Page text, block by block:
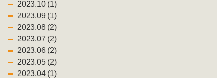
2023.10 (1)
2023.09 (1)
2023.08 (2)
2023.07 (2)
2023.06 (2)
2023.05 (2)
2023.04 (1)